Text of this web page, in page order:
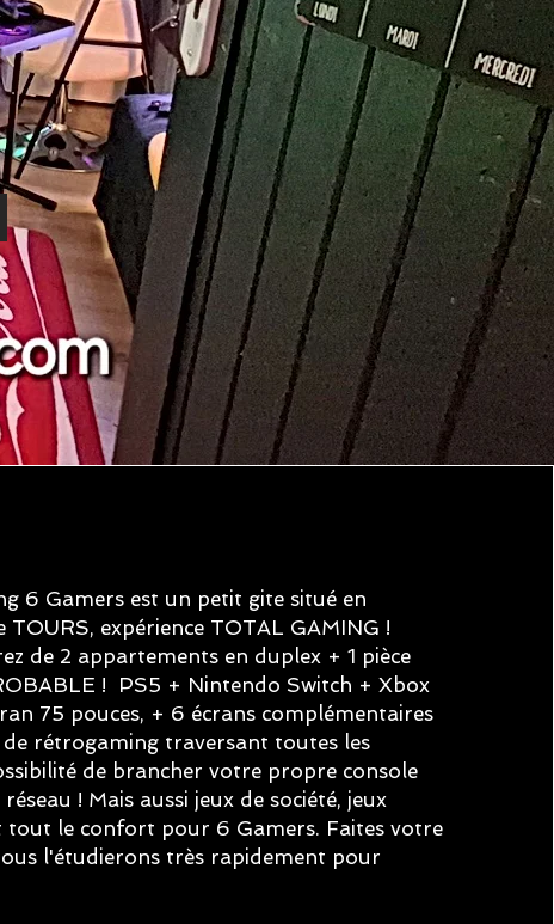
6 Gamers est un petit gite situé en
TOURS, expérience TOTAL GAMING !
de 2 appartements en duplex + 1 pièce
! PS5 + Nintendo Switch + Xbox
75 pouces, + 6 écrans complémentaires
de rétrogaming traversant toutes les
de brancher votre propre console
! Mais aussi jeux de société, jeux
tout le confort pour 6 Gamers. Faites votre
l'étudierons très rapidement pour